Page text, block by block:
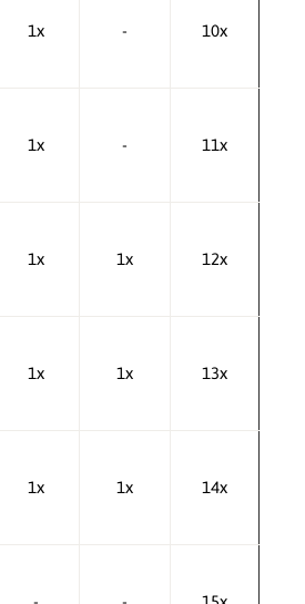
1x - 10x
1x - 11x
1x 1x 12x
1x 1x 13x
1x 1x 14x